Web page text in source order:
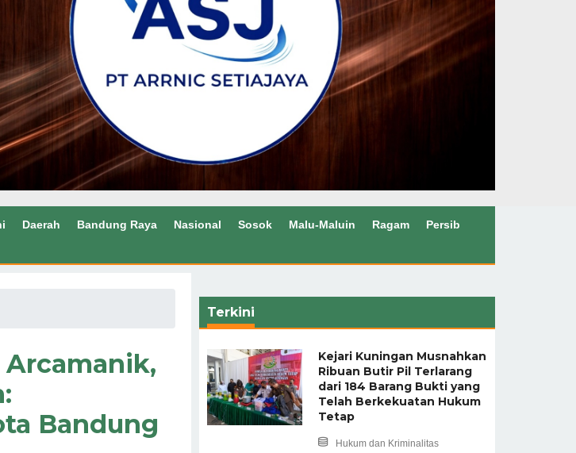
Daerah Bandung Raya Nasional Sosok Malu-Maluin Ragam
Persib
Bandung
Terkini
Kejari Kuningan Musnahkan
Ribuan Butir Pil Terlarang
dari 184 Barang Bukti yang
Telah Berkekuatan Hukum
Tetap
Hukum dan Kriminalitas